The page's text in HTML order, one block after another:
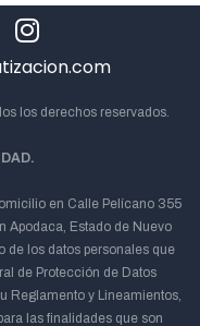
los derechos reservados.
en Calle Pelícano 355
Apodaca, Estado de Nuevo
de los datos personales que
de Protección de Datos
Reglamento y Lineamientos,
las finalidades que son